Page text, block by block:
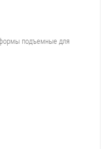
подъемные для